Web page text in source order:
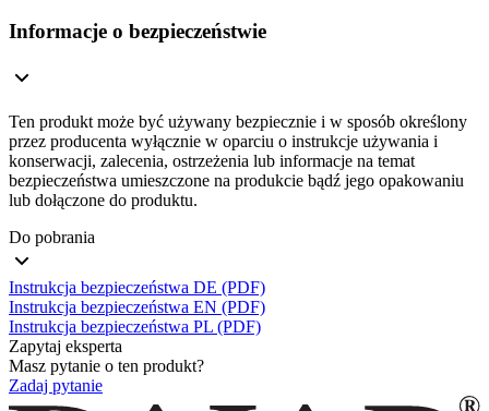
Informacje o bezpieczeństwie
Ten produkt może być używany bezpiecznie i w sposób określony
przez producenta wyłącznie w oparciu o instrukcje używania i
konserwacji, zalecenia, ostrzeżenia lub informacje na temat
bezpieczeństwa umieszczone na produkcie bądź jego opakowaniu
lub dołączone do produktu.
Do pobrania
Instrukcja bezpieczeństwa DE (PDF)
Instrukcja bezpieczeństwa EN (PDF)
Instrukcja bezpieczeństwa PL (PDF)
Zapytaj eksperta
Masz pytanie o ten produkt?
Zadaj pytanie